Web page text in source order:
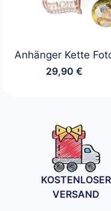
Anhänger Kette
29,90 €
KOSTENLOSER
VERSAND